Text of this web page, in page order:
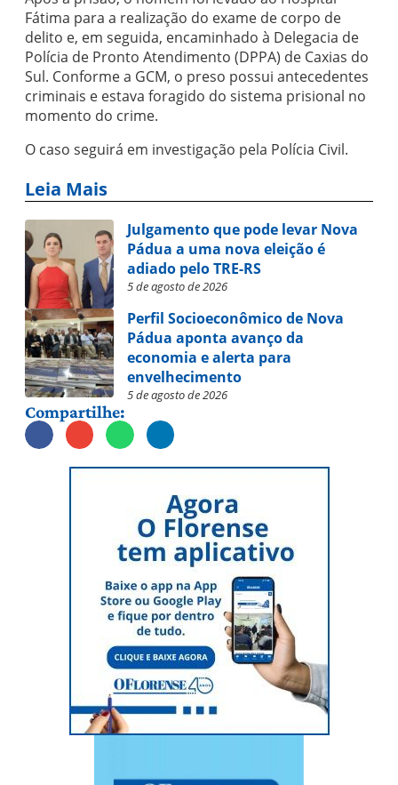
Fátima para a realização do exame de corpo de
delito e, em seguida, encaminhado à Delegacia de
Polícia de Pronto Atendimento (DPPA) de Caxias do
Sul. Conforme a GCM, o preso possui antecedentes
criminais e estava foragido do sistema prisional no
momento do crime.
O caso seguirá em investigação pela Polícia Civil.
Leia Mais
Julgamento que pode levar Nova
Pádua a uma nova eleição é
adiado pelo TRE-RS
5 de agosto de 2026
Perfil Socioeconômico de Nova
Pádua aponta avanço da
economia e alerta para
envelhecimento
5 de agosto de 2026
Compartilhe: